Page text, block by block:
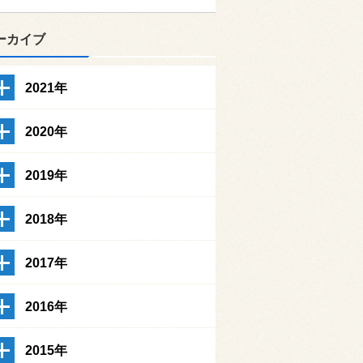
カイブ
2021年
2020年
2019年
2018年
2017年
2016年
2015年